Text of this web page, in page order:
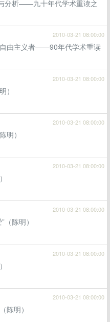
分析——九十年代学术重读之
2010-03-21 08:00:00
由主义者——90年代学术重读
2010-03-21 08:00:00
）
2010-03-21 08:00:00
明）
2010-03-21 08:00:00
2010-03-21 08:00:00
（陈明）
2010-03-21 08:00:00
2010-03-21 08:00:00
陈明）